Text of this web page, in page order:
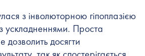
з інволюторною гіпоплазією
ускладненнями. Проста
дозволить досягти